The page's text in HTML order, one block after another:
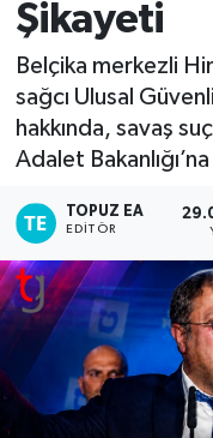
Şikayeti
Belçika merkezli
sağcı Ulusal
hakkında, savaş
Adalet
TOPUZ EA
EDITÖR
TEKNOLOJİ
TÜRKİYE
Haber Arşivi